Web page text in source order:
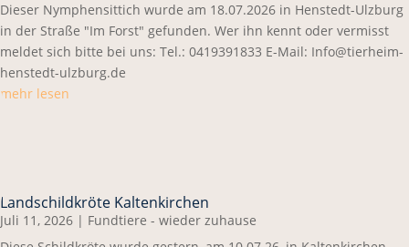
Dieser Nymphensittich wurde am 18.07.2026 in Henstedt-Ulzburg
in der Straße "Im Forst" gefunden. Wer ihn kennt oder vermisst
meldet sich bitte bei uns: Tel.: 0419391833 E-Mail: Info@tierheim-
henstedt-ulzburg.de
mehr lesen
Landschildkröte Kaltenkirchen
Juli 11, 2026 | Fundtiere - wieder zuhause